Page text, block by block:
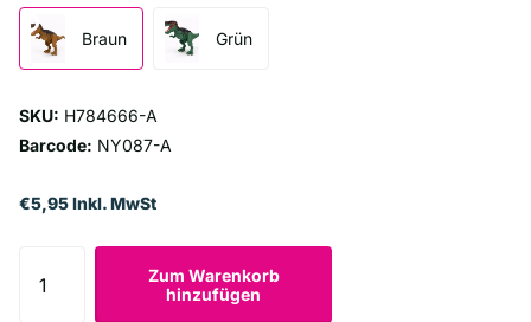
Braun Grün
SKU: H784666-A
Barcode: NY087-A
€5,95 Inkl. MwSt
Zum Warenkorb
hinzufügen